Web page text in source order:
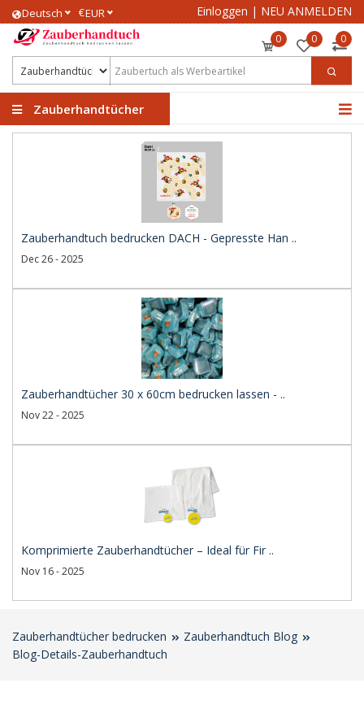
Deutsch €EUR Einloggen | NEU ANMELDEN
0 0 0
Zauberhandtücher
Zauberhandtuch bedrucken DACH - Gepresste Han ..
Dec 26 - 2025
Zauberhandtücher 30 x 60cm bedrucken lassen - ..
Nov 22 - 2025
Komprimierte Zauberhandtücher – Ideal für Fir ..
Nov 16 - 2025
Zauberhandtücher bedrucken
Zauberhandtuch Blog
Blog-Details-Zauberhandtuch